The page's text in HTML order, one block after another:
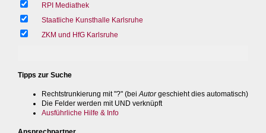
RPI Mediathek
Staatliche Kunsthalle Karlsruhe
ZKM und HfG Karlsruhe
Tipps zur Suche
Rechtstrunkierung mit "?" (bei Autorgeschieht dies automatisch)
Die Felder werden mit UND verknüpft
Ausführliche Hilfe & Info